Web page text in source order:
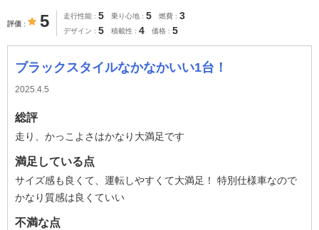
評価 5 走行性能 5 乗り心地 5 燃費 3
デザイン 5 積載性 4 価格 5
ブラックスタイルなかなかいい1台！
2025.4.5
総評
走り、かっこよさはかなり大満足です
満足している点
サイズ感も良くて、運転しやすくて大満足！ 特別仕様車なので
かなり質感は良くていい
不満な点